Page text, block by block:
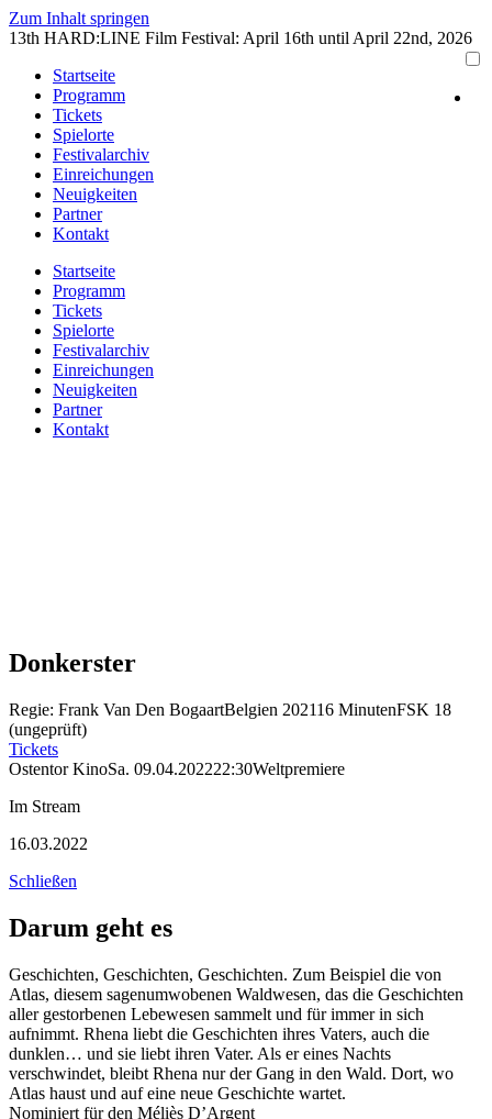
Zum Inhalt springen
13th HARD:LINE Film Festival: April 16th until April 22nd, 2026
Startseite
Programm
Tickets
Spielorte
Festivalarchiv
Einreichungen
Neuigkeiten
Partner
Kontakt
Startseite
Programm
Tickets
Spielorte
Festivalarchiv
Einreichungen
Neuigkeiten
Partner
Kontakt
Donkerster
Regie: Frank Van Den BogaartBelgien 202116 MinutenFSK 18
(ungeprüft)
Tickets
Ostentor KinoSa. 09.04.202222:30Weltpremiere
Im Stream
16.03.2022
Schließen
Darum geht es
Geschichten, Geschichten, Geschichten. Zum Beispiel die von
Atlas, diesem sagenumwobenen Waldwesen, das die Geschichten
aller gestorbenen Lebewesen sammelt und für immer in sich
aufnimmt. Rhena liebt die Geschichten ihres Vaters, auch die
dunklen… und sie liebt ihren Vater. Als er eines Nachts
verschwindet, bleibt Rhena nur der Gang in den Wald. Dort, wo
Atlas haust und auf eine neue Geschichte wartet.
Nominiert für den Méliès D’Argent